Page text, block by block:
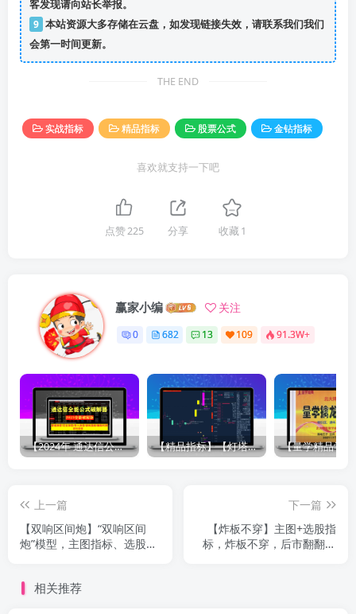
客发现请向站长举报。
9 本站资源大多存储在云盘，如发现链接失效，请联系我们我们
会第一时间更新。
THE END
实战指标 精品指标 股票公式 金钻指标
喜欢就支持一下吧
点赞225 分享 收藏 1
赢家小编 关注
0 682 13 109 91.3W+
【2024年 通达信公式解密器全能版】通达信指标公式密码解密器，全能版（无需卡密，不限电脑）原创独家 【精品指标】【灯塔竞价 七宝妙树 资金1号 龙年1号池】四合一完整版（众筹系列）
上一篇
【双响区间炮】“双响区间
炮”模型，主图指标、选股指
下一篇
【炸板不穿】主图+选股指
标，炸板不穿，后市翻翻，
相关推荐